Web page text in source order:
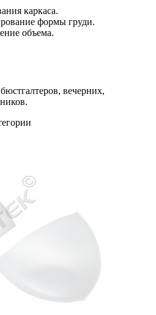
каркаса.
формы груди.
объема.
вечерних,